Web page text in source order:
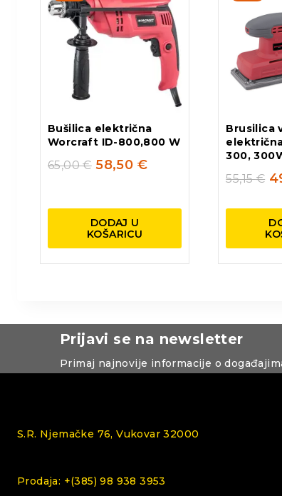
Bušilica električna
Worcraft ID-800,800 W
65,00€ 58,50 €
DODAJ U
KOŠARICU
Brusilica
300,
55,15€
Prijavi se na newsletter
Primaj najnovije informacije o
S.R. Njemačke 76, Vukovar 32000
Prodaja: +(385) 98 938 3953